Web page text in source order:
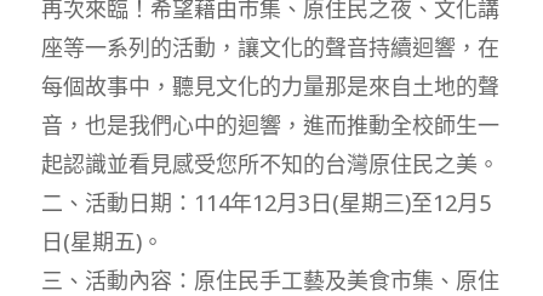
再次來臨！希望藉由市集、原住民之夜、文化講
座等一系列的活動，讓文化的聲音持續迴響，在
每個故事中，聽見文化的力量那是來自土地的聲
音，也是我們心中的迴響，進而推動全校師生一
起認識並看見感受您所不知的台灣原住民之美。
二、活動日期：114年12月3日(星期三)至12月5
日(星期五)。
三、活動內容：原住民手工藝及美食市集、原住